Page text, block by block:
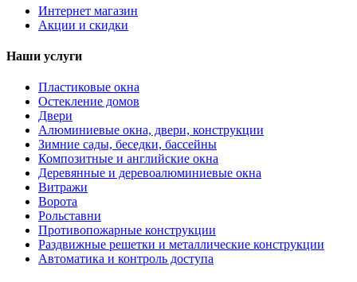
Интернет магазин
Акции и скидки
Наши услуги
Пластиковые окна
Остекление домов
Двери
Алюминиевые окна, двери, конструкции
Зимние сады, беседки, бассейны
Композитные и английские окна
Деревянные и деревоалюминиевые окна
Витражи
Ворота
Рольставни
Противопожарные конструкции
Раздвижные решетки и металлические конструкции
Автоматика и контроль доступа